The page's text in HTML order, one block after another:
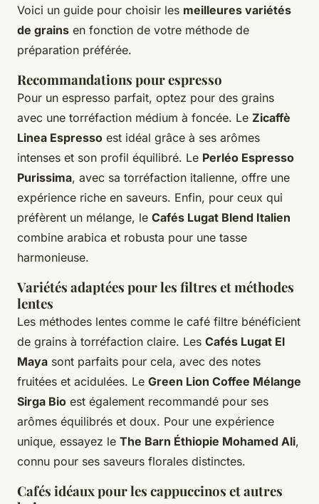
Voici un guide pour choisir les meilleures variétés
de grains en fonction de votre méthode de
préparation préférée.
Recommandations pour espresso
Pour un espresso parfait, optez pour des grains
avec une torréfaction médium à foncée. Le Zicaffè
Linea Espresso est idéal grâce à ses arômes
intenses et son profil équilibré. Le Perléo Espresso
Purissima, avec sa torréfaction italienne, offre une
expérience riche en saveurs. Enfin, pour ceux qui
préfèrent un mélange, le Cafés Lugat Blend Italien
combine arabica et robusta pour une tasse
harmonieuse.
Variétés adaptées pour les filtres et méthodes
lentes
Les méthodes lentes comme le café filtre bénéficient
de grains à torréfaction claire. Les Cafés Lugat El
Maya sont parfaits pour cela, avec des notes
fruitées et acidulées. Le Green Lion Coffee Mélange
Sirga Bio est également recommandé pour ses
arômes équilibrés et doux. Pour une expérience
unique, essayez le The Barn Éthiopie Mohamed Ali,
connu pour ses saveurs florales distinctes.
Cafés idéaux pour les cappuccinos et autres